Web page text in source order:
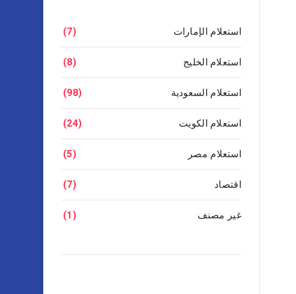
استعلام الإمارات (7)
استعلام الخليج (8)
استعلام السعودية (98)
استعلام الكويت (24)
استعلام مصر (5)
اقتصاد (7)
غير مصنف (1)